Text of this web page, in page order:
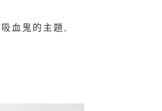
吸血鬼的主題,